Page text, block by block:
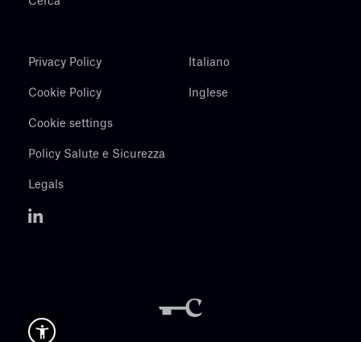
Privacy Policy
Cookie Policy
Cookie settings
Policy Salute e Sicurezza
Legals
Italiano
Inglese